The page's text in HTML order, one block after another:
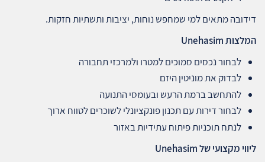
דידובה מתאים למי שמחפש נוחות, יציבות ותשתיות חזקות.
המלצות
לבחור נכסים סמוכים למטרו ולמרכזי תחבורה
לבדוק את מוניטין היזם
להתחשב ברמת הרעש ובעומסי התנועה
לבחור דירות עם תכנון פונקציונלי לשוכרים לטווח ארוך
לנתח תוכניות פיתוח עתידיות באזור
ליווי מקצועי של